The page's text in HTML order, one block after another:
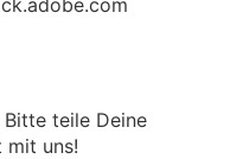
teile Deine
mit uns!